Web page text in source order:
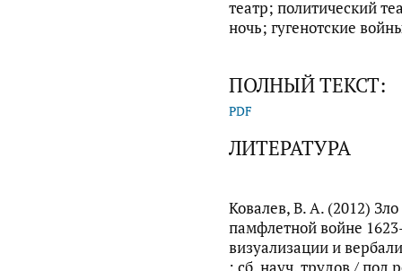
театр; политический
ночь; гугенотские
ПОЛНЫЙ ТЕКСТ:
PDF
ЛИТЕРАТУРА
Ковалев, В. А. (2012)
памфлетной войне
визуализации и